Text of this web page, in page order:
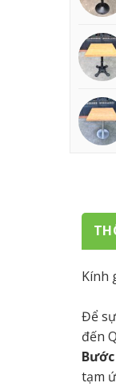
Kính
Để
đến
tạm